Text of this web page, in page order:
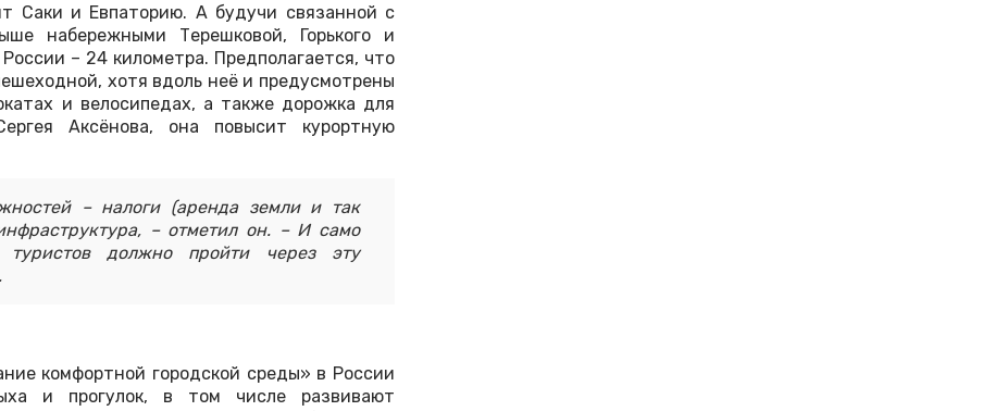
Саки и Евпаторию. А будучи связанной с
набережными Терешковой, Горького и
– 24 километра. Предполагается, что
хотя вдоль неё и предусмотрены
и велосипедах, а также дорожка для
Аксёнова, она повысит курортную
– налоги (аренда земли и так
– отметил он. – И само
туристов должно пройти через эту
комфортной городской среды» в России
и прогулок, в том числе развивают